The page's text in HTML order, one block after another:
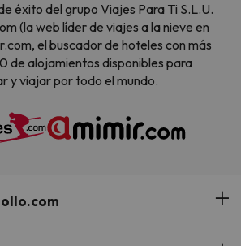
éxito del grupo Viajes Para Ti S.L.U.
(la web líder de viajes a la nieve en
el buscador de hoteles con más
de alojamientos disponibles para
y viajar por todo el mundo.